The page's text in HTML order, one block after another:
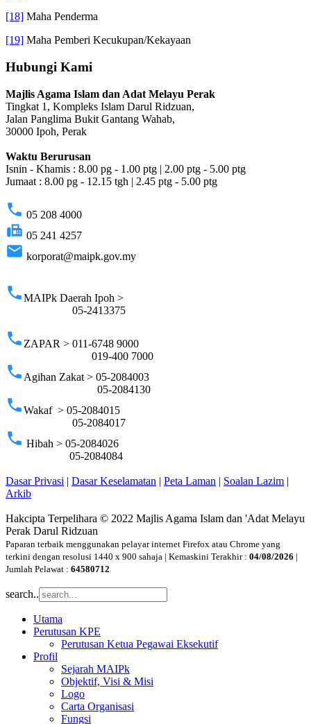
[18] Maha Penderma
[19] Maha Pemberi Kecukupan/Kekayaan
Hubungi Kami
Majlis Agama Islam dan Adat Melayu Perak
Tingkat 1, Kompleks Islam Darul Ridzuan,
Jalan Panglima Bukit Gantang Wahab,
30000 Ipoh, Perak
Waktu Berurusan
Isnin - Khamis : 8.00 pg - 1.00 ptg | 2.00 ptg - 5.00 ptg
Jumaat : 8.00 pg - 12.15 tgh | 2.45 ptg - 5.00 ptg
phone 05 208 4000
fax 05 241 4257
email korporat@maipk.gov.my
phoneMAIPk Daerah Ipoh >
05-2413375
phone ZAPAR > 011-6748 9000
019-400 7000
phone Agihan Zakat > 05-2084003
05-2084130
phoneWakaf > 05-2084015
05-2084017
phone Hibah > 05-2084026
05-2084084
Dasar Privasi | Dasar Keselamatan | Peta Laman | Soalan Lazim |
Arkib
Hakcipta Terpelihara © 2022 Majlis Agama Islam dan 'Adat Melayu
Perak Darul Ridzuan
Paparan terbaik menggunakan pelayar internet Firefox atau Chrome yang
terkini dengan resolusi 1440 x 900 sahaja | Kemaskini Terakhir : 04/08/2026 |
Jumlah Pelawat : 64580712
search..
Utama
Perutusan KPE
Perutusan Ketua Pegawai Eksekutif
Profil
Sejarah MAIPk
Objektif, Visi & Misi
Logo
Carta Organisasi
Fungsi